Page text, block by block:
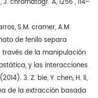
chromatogr. A, 1256 , 114–
S.M. cramer, A.M.
de fenilo separa
de la manipulación
y las interacciones
3. Z. bie, Y. chen, H. li,
de la extracción basada